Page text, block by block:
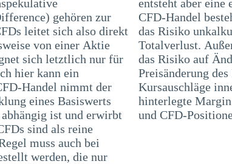
gehören zur
leitet sich also direkt
von einer Aktie
sich letztlich nur für
hier kann ein
Handel nimmt der
eines Basiswerts
ist und erwirbt
sind als reine
muss auch bei
werden, die nur
Bei einem
Risiken, wie z. B.
bis hin zu einem
Marktpreisrisiko, also
in Folge einer
können auch
führen, dass die
nicht ausreichend ist
und CFD-